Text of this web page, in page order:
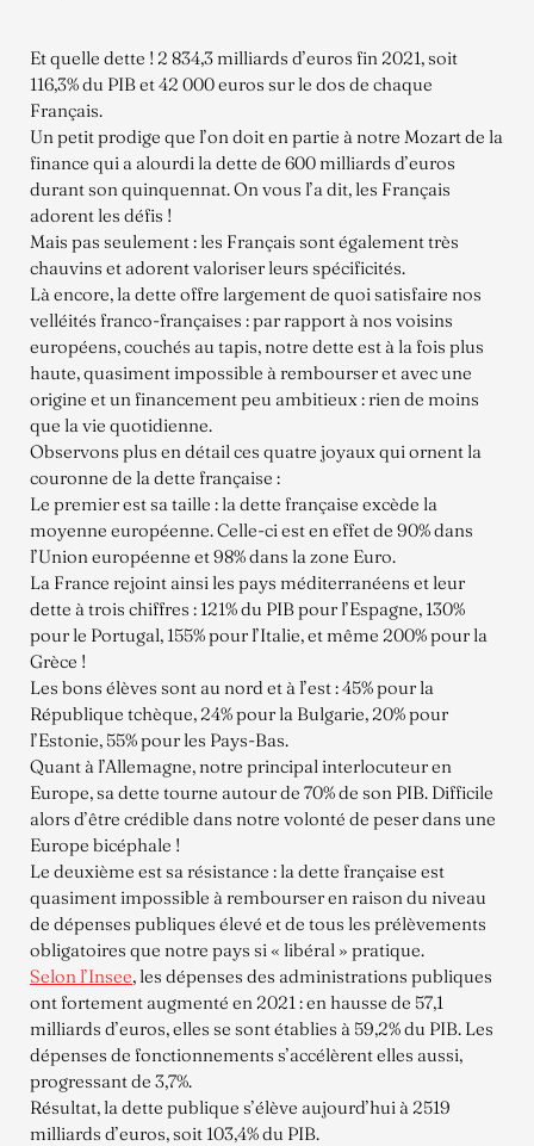
Et quelle dette ! 2 834,3 milliards d’euros fin 2021, soit
116,3% du PIB et 42 000 euros sur le dos de chaque
Français.
Un petit prodige que l’on doit en partie à notre Mozart de la
finance qui a alourdi la dette de 600 milliards d’euros
durant son quinquennat. On vous l’a dit, les Français
adorent les défis !
Mais pas seulement : les Français sont également très
chauvins et adorent valoriser leurs spécificités.
Là encore, la dette offre largement de quoi satisfaire nos
velléités franco-françaises : par rapport à nos voisins
européens, couchés au tapis, notre dette est à la fois plus
haute, quasiment impossible à rembourser et avec une
origine et un financement peu ambitieux : rien de moins
que la vie quotidienne.
Observons plus en détail ces quatre joyaux qui ornent la
couronne de la dette française :
Le premier est sa taille : la dette française excède la
moyenne européenne. Celle-ci est en effet de 90% dans
l’Union européenne et 98% dans la zone Euro.
La France rejoint ainsi les pays méditerranéens et leur
dette à trois chiffres : 121% du PIB pour l’Espagne, 130%
pour le Portugal, 155% pour l’Italie, et même 200% pour la
Grèce !
Les bons élèves sont au nord et à l’est : 45% pour la
République tchèque, 24% pour la Bulgarie, 20% pour
l’Estonie, 55% pour les Pays-Bas.
Quant à l’Allemagne, notre principal interlocuteur en
Europe, sa dette tourne autour de 70% de son PIB. Difficile
alors d’être crédible dans notre volonté de peser dans une
Europe bicéphale !
Le deuxième est sa résistance : la dette française est
quasiment impossible à rembourser en raison du niveau
de dépenses publiques élevé et de tous les prélèvements
obligatoires que notre pays si « libéral » pratique.
Selon l’Insee, les dépenses des administrations publiques
ont fortement augmenté en 2021 : en hausse de 57,1
milliards d’euros, elles se sont établies à 59,2% du PIB. Les
dépenses de fonctionnements s’accélèrent elles aussi,
progressant de 3,7%.
Résultat, la dette publique s’élève aujourd’hui à 2519
milliards d’euros, soit 103,4% du PIB.